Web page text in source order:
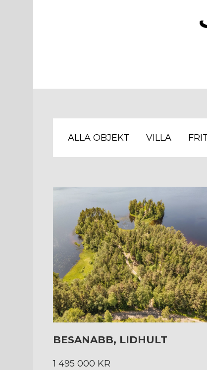
ALLA OBJEKT VILLA
BESANABB, LIDHULT
1 495 000 KR